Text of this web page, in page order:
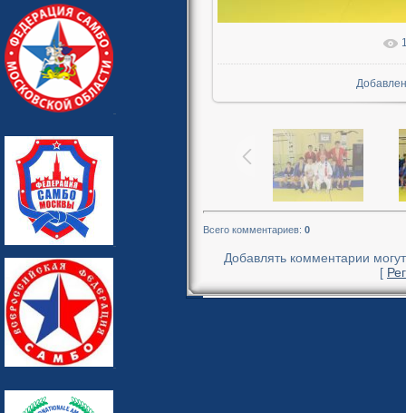
В
Всего комментариев: 0
Добавлять комментарии
[